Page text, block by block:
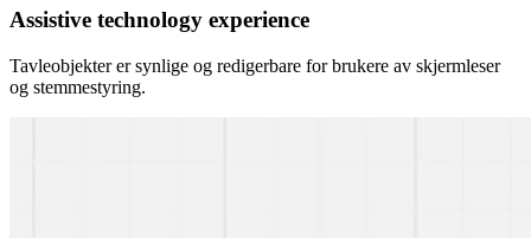
Assistive technology experience
Tavleobjekter er synlige og redigerbare for brukere av skjermleser
og stemmestyring.